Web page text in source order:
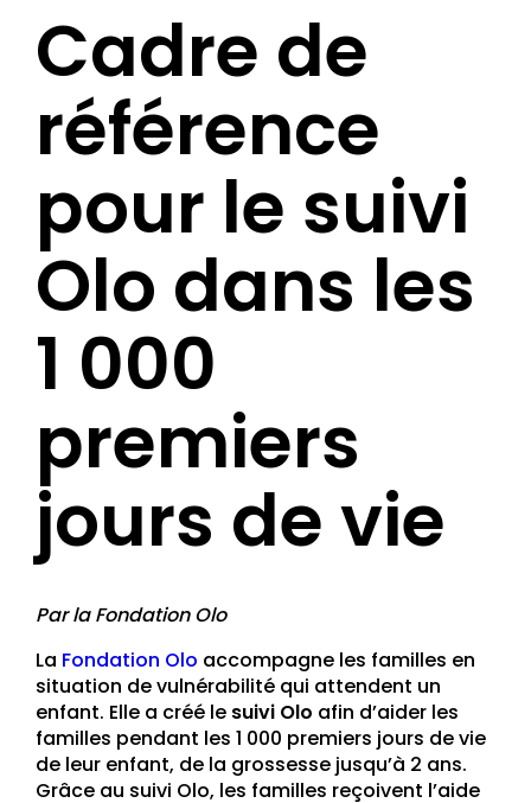
Cadre de
référence
pour le suivi
Olo dans les
1 000
premiers
jours de vie
Par la Fondation Olo
La Fondation Olo accompagne les familles en
situation de vulnérabilité qui attendent un
enfant. Elle a créé le suivi Olo afin d’aider les
familles pendant les 1 000 premiers jours de vie
de leur enfant, de la grossesse jusqu’à 2 ans.
Grâce au suivi Olo, les familles reçoivent l’aide